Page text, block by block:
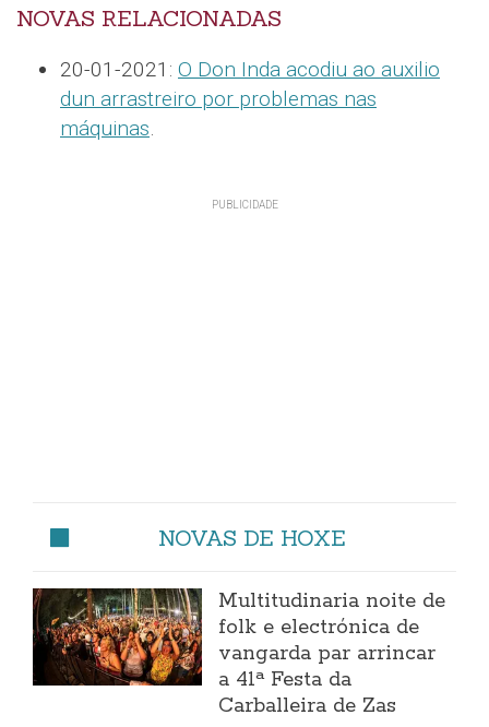
NOVAS RELACIONADAS
20-01-2021: O Don Inda acodiu ao auxilio
dun arrastreiro por problemas nas
máquinas.
NOVAS DE HOXE
Multitudinaria noite de
folk e electrónica de
vangarda par arrincar
a 41ª Festa da
Carballeira de Zas